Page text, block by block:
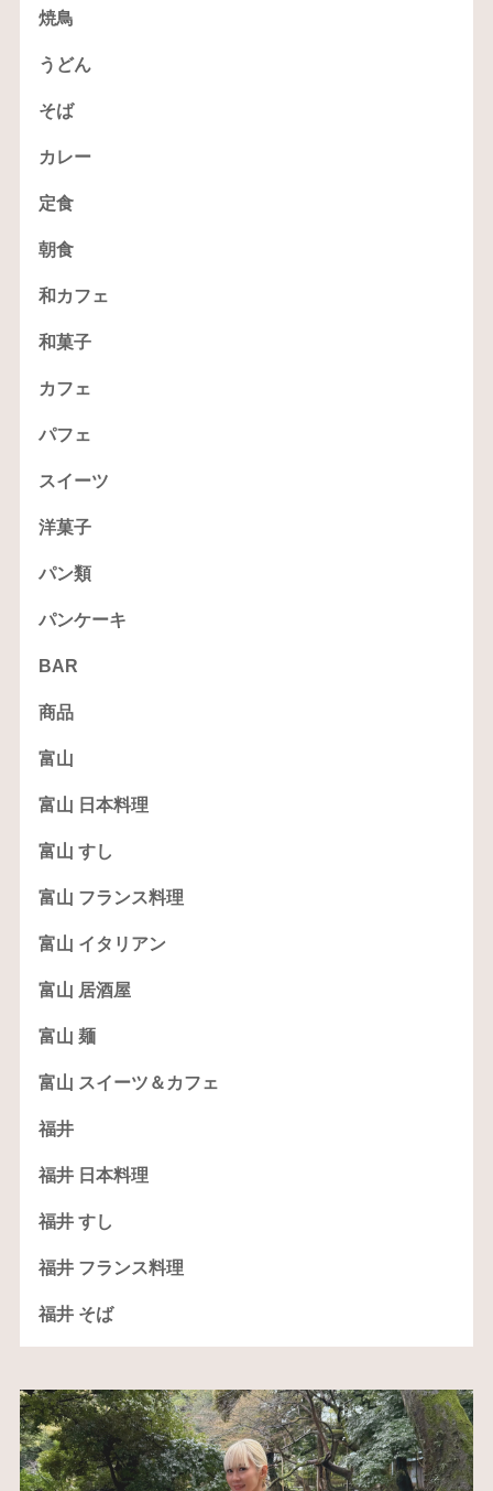
焼鳥
うどん
そば
カレー
定食
朝食
和カフェ
和菓子
カフェ
パフェ
スイーツ
洋菓子
パン類
パンケーキ
BAR
商品
富山
富山 日本料理
富山 すし
富山 フランス料理
富山 イタリアン
富山 居酒屋
富山 麺
富山 スイーツ＆カフェ
福井
福井 日本料理
福井 すし
福井 フランス料理
福井 そば